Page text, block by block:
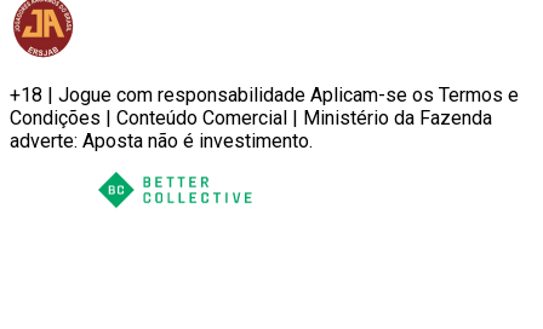
+18 | Jogue com responsabilidade Aplicam-se os Termos e
Condições | Conteúdo Comercial | Ministério da Fazenda
adverte: Aposta não é investimento.